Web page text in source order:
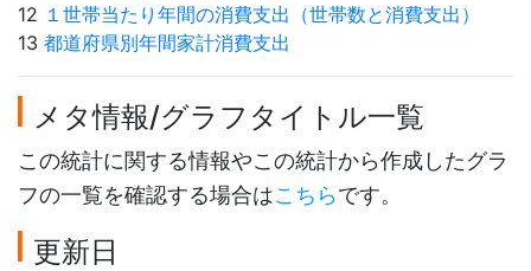
12 １世帯当たり年間の消費支出（世帯数と消費支出）
13 都道府県別年間家計消費支出
メタ情報/グラフタイトル一覧
この統計に関する情報やこの統計から作成したグラ
フの一覧を確認する場合はこちらです。
更新日